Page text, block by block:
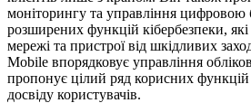
моніторингу та управління
розширених функцій кібербезпеки,
мережі та пристрої від шкідливих
Mobile впорядковує управління
пропонує цілий ряд корисних
досвіду користувачів.